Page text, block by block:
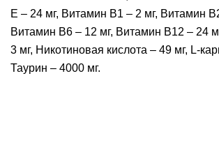
Е – 24 мг, Витамин B1 – 2 мг, Витамин
Витамин В6 – 12 мг, Витамин В12 – 24
3 мг, Никотиновая кислота – 49 мг, L-
Таурин – 4000 мг.